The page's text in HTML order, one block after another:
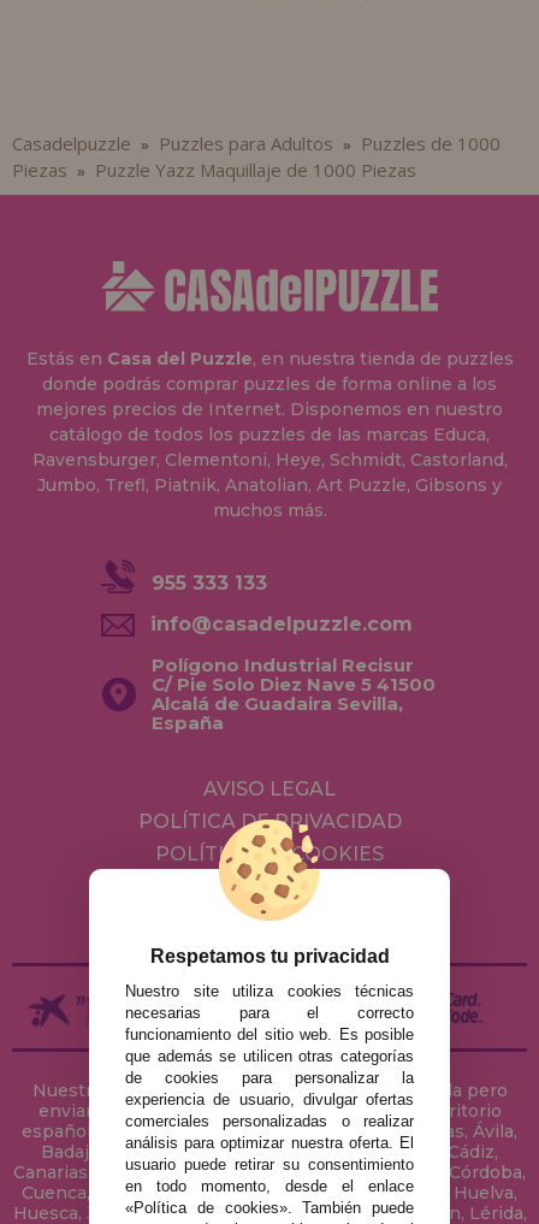
Casadelpuzzle » Puzzles para Adultos »
Puzzles de 1000
Piezas » Puzzle Yazz Maquillaje de 1000 Piezas
Estás en Casa del Puzzle, en nuestra tienda de puzzles
donde podrás comprar puzzles de forma online a los
mejores precios de Internet. Disponemos en nuestro
catálogo de todos los puzzles de las marcas Educa,
Ravensburger, Clementoni, Heye, Schmidt, Castorland,
Jumbo, Trefl, Piatnik, Anatolian, Art Puzzle, Gibsons y
muchos más.
955 333 133
info@casadelpuzzle.com
Polígono Industrial Recisur
C/ Pie Solo Diez Nave 5 41500
Alcalá de Guadaira Sevilla,
España
AVISO LEGAL
POLÍTICA DE PRIVACIDAD
POLÍTICA DE COOKIES
ENVÍOS Y DEVOLUCIONES
DEVOLUCIONES / DESISTIMIENTO
Nuestra tienda de puzzles está ubicada en Sevilla pero
enviamos tus puzzles a cualquier ciudad del territorio
español: Álava, Albacete, Alicante, Almería, Asturias, Ávila,
Badajoz, Baleares, Barcelona, Burgos, Cáceres, Cádiz,
Canarias, Cantabria, Castellón, Ceuta, Ciudad Real, Córdoba,
Cuenca, Gerona, Granada, Guadalajara, Guipúzcoa, Huelva,
Huesca, Jaén, La Coruña, La Rioja, Las Palmas, Leon, Lérida,
Respetamos tu privacidad
Nuestro site utiliza cookies técnicas
necesarias para el correcto
funcionamiento del sitio web. Es posible
que además se utilicen otras categorías
de cookies para personalizar la
experiencia de usuario, divulgar ofertas
comerciales personalizadas o realizar
análisis para optimizar nuestra oferta. El
usuario puede retirar su consentimiento
en todo momento, desde el enlace
«Política de cookies». También puede